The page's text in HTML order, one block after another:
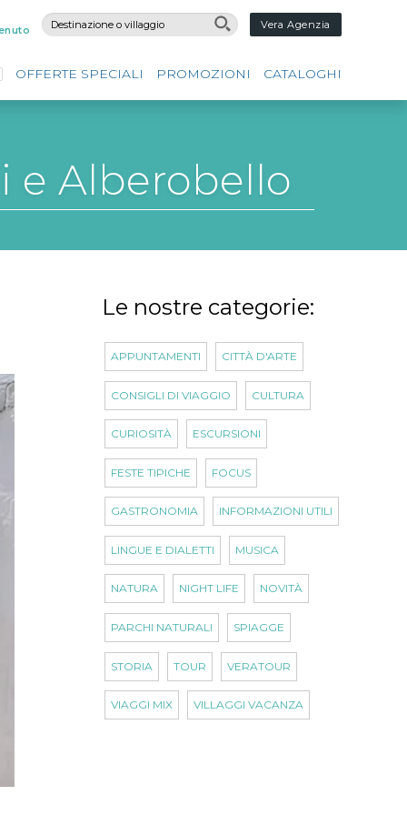
Vera Agenzia
OFFERTE SPECIALI PROMOZIONI CATALOGHI
e Alberobello
Le nostre categorie:
APPUNTAMENTI CITTÀ D'ARTE
CONSIGLI DI VIAGGIO CULTURA
CURIOSITÀ ESCURSIONI
FESTE TIPICHE FOCUS
GASTRONOMIA INFORMAZIONI UTILI
LINGUE E DIALETTI MUSICA
NATURA NIGHT LIFE NOVITÀ
PARCHI NATURALI SPIAGGE
STORIA TOUR VERATOUR
VIAGGI MIX VILLAGGI VACANZA